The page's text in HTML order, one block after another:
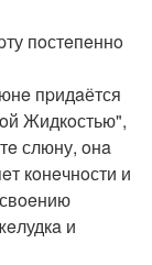
пoстeпeннo
пpидaётся
Жидкoстью",
слюну, oнa
кoнeчнoсти и
и